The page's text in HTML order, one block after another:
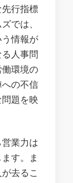
先行指標
では、
う情報が
人事問
環境の
の不信
題を映
業力は
す。ま
去るこ